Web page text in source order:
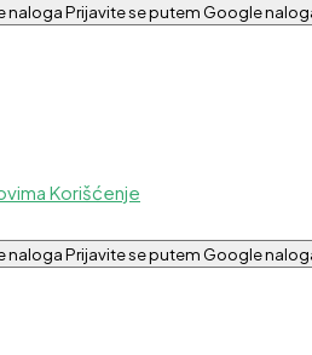
Prijavite se putem Google
Korišćenje
Prijavite se putem Google